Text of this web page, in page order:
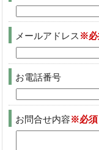
メールアドレス ※必
お電話番号
お問合せ内容※必須